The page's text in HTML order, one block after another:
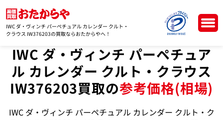
IWC ダ・ヴィンチ パーペチュアル カレンダー クルト・
クラウス IW376203の買取ならおたからやへ！
IWC ダ・ヴィンチ パーペチュア
ル カレンダー クルト・クラウス
IW376203買取の参考価格(相場)
IWC ダ・ヴィンチ パーペチュアル カレンダー クルト・ク